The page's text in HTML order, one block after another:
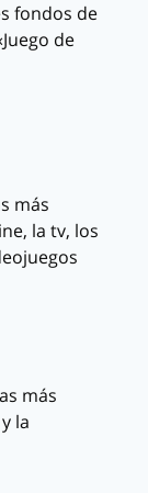
fondos de
de
más
la tv, los
más
la